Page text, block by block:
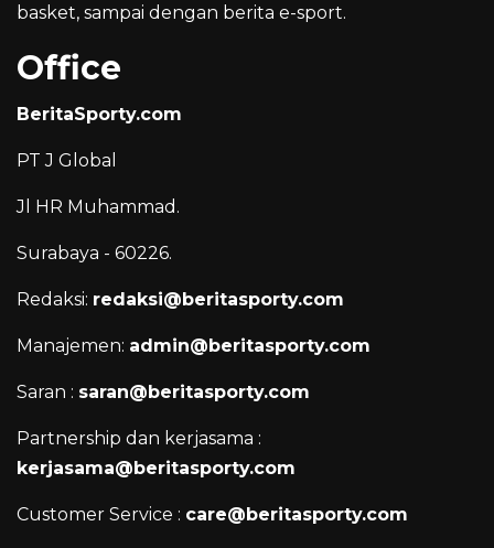
basket, sampai dengan berita e-sport.
Office
BeritaSporty.com
PT J Global
Jl HR Muhammad.
Surabaya - 60226.
Redaksi: redaksi@beritasporty.com
Manajemen: admin@beritasporty.com
Saran : saran@beritasporty.com
Partnership dan kerjasama :
kerjasama@beritasporty.com
Customer Service : care@beritasporty.com